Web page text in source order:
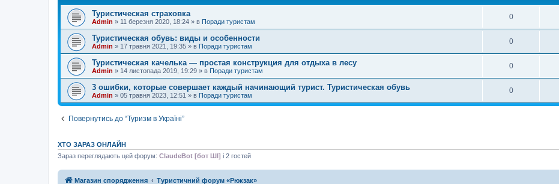
Туристическая страховка
Admin » 11 березня 2020, 18:24 » в Поради туристам
0
Туристическая обувь: виды и особенности
Admin » 17 травня 2021, 19:35 » в Поради туристам
0
Туристическая качелька — простая конструкция для отдыха в лесу
Admin » 14 листопада 2019, 19:29 » в Поради туристам
0
3 ошибки, которые совершает каждый начинающий турист. Туристическая обувь
Admin » 05 травня 2023, 12:51 » в Поради туристам
0
Повернутись до “Туризм в Україні”
ХТО ЗАРАЗ ОНЛАЙН
Зараз переглядають цей форум: ClaudeBot [бот ШІ] і 2 гостей
Магазин спорядження Туристичний форум «Рюкзак»